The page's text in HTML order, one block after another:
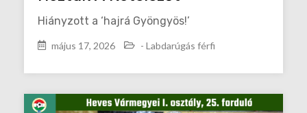
Hiányzott a ‘hajrá Gyöngyös!’
május 17, 2026 - Labdarúgás férfi